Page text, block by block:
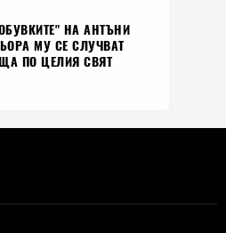
НА АНТЪНИ
МУ СЕ СЛУЧВАТ
ПО ЦЕЛИЯ СВЯТ